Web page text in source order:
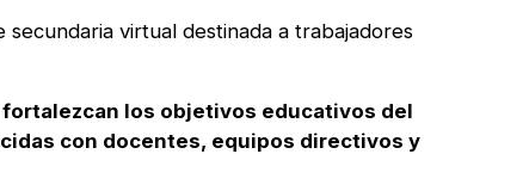
virtual destinada a trabajadores
los objetivos educativos del
con docentes, equipos directivos y